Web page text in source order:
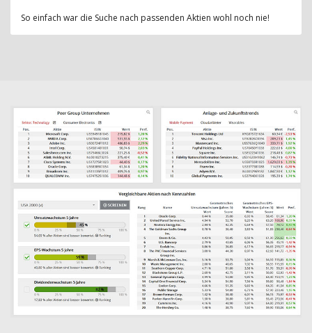
So einfach war die Suche nach passenden Aktien wohl noch nie!